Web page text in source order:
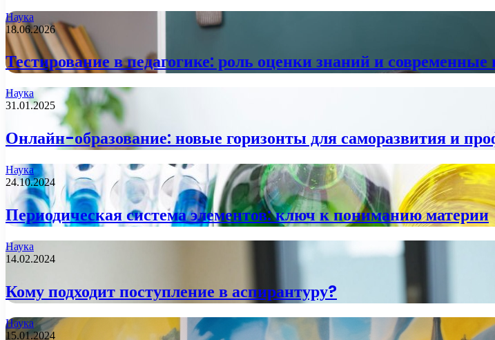
Наука
18.06.2026
Тестирование в педагогике: роль оценки знаний и современные
Наука
31.01.2025
Онлайн-образование: новые горизонты для саморазвития и
Наука
24.10.2024
Периодическая система элементов: ключ к пониманию материи
Наука
14.02.2024
Кому подходит поступление в аспирантуру?
Наука
15.01.2024